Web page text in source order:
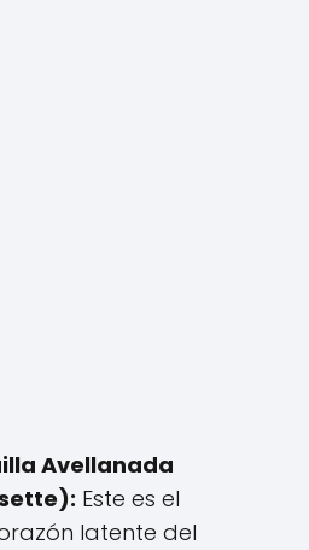
Avellanada
Este es el
latente del